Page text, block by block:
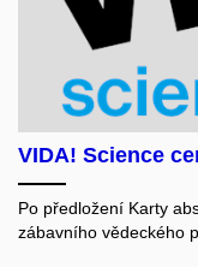
VIDA! Science
Po předložení Karty
zábavního vědeckého